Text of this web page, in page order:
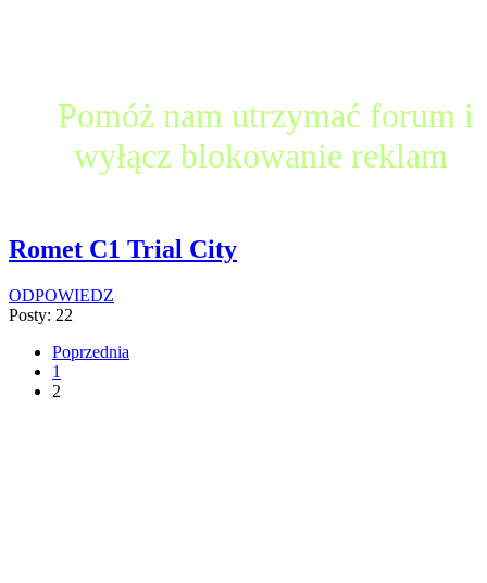
Pomóż nam utrzymać forum i
wyłącz blokowanie reklam
Romet C1 Trial City
ODPOWIEDZ
Posty: 22
Poprzednia
1
2